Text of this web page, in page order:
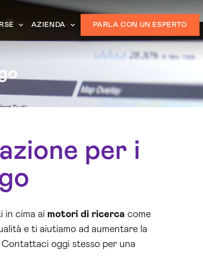
AZIENDA PARLA CON UN ESPERTO
per i
in cima ai motori di ricerca come
e ti aiutiamo ad aumentare la
oggi stesso per una